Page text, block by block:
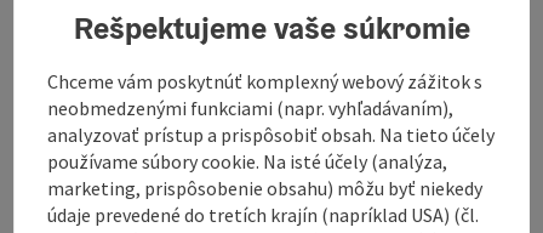
Starting point for
-the Danube Vikings
-the Viking breakfast
-the Viking snack
-the Viking pancake
Also suitable for bus and hiking groups.
Rešpektujeme vaše súkromie
Chceme vám poskytnúť komplexný webový zážitok s
neobmedzenými funkciami (napr. vyhľadávaním),
analyzovať prístup a prispôsobiť obsah. Na tieto účely
používame súbory cookie. Na isté účely (analýza,
marketing, prispôsobenie obsahu) môžu byť niekedy
údaje prevedené do tretích krajín (napríklad USA) (čl.